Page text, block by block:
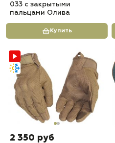
033 с закрытыми
пальцами Олива
Купить
2 350 руб